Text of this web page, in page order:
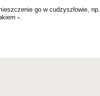
go w cudzyszłowie, np.
-.